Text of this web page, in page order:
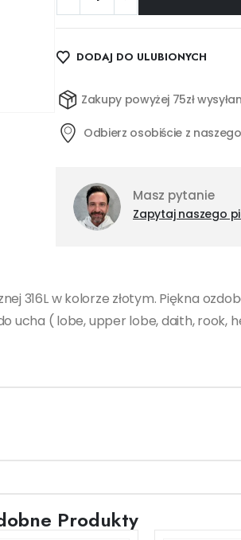
DODAJ DO ULUBIONYCH
Zakupy powyżej 75zł
Odbierz osobiście z
Masz pytanie
Zapytaj naszego
316L w kolorze złotym. Piękna
ucha ( lobe, upper lobe, daith, rook,
Produkty